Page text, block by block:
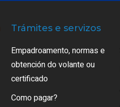
Trámites e servizos
Empadroamento, normas e
obtención do volante ou
certificado
Como pagar?